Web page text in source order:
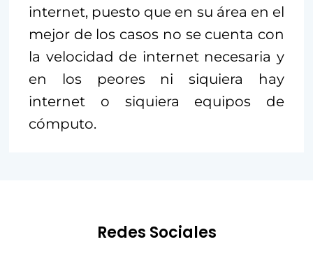
internet, puesto que en su área en el
mejor de los casos no se cuenta con
la velocidad de internet necesaria y
en los peores ni siquiera hay
internet o siquiera equipos de
cómputo.
Redes Sociales